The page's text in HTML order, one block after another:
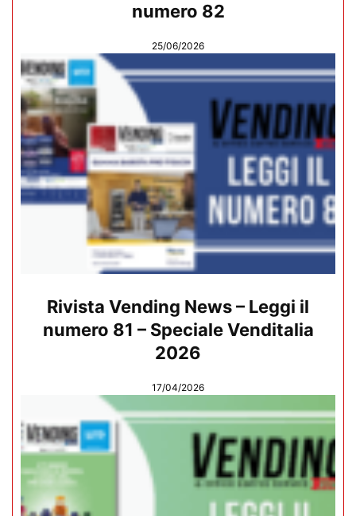
numero 82
25/06/2026
Rivista Vending News – Leggi il
numero 81 – Speciale Venditalia
2026
17/04/2026